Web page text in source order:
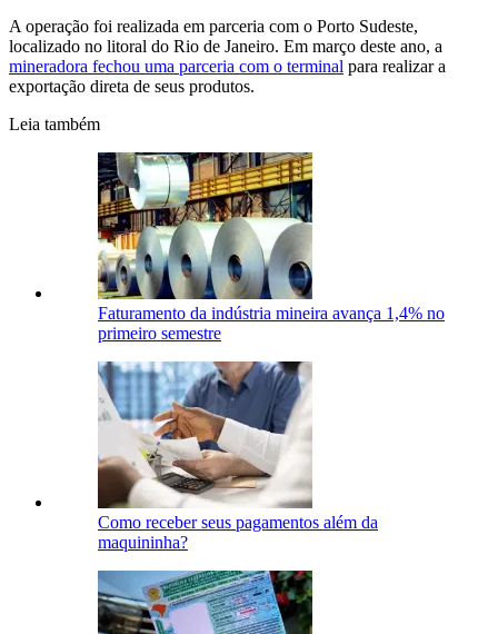
A operação foi realizada em parceria com o Porto Sudeste,
localizado no litoral do Rio de Janeiro. Em março deste ano, a
mineradora fechou uma parceria com o terminal para realizar a
exportação direta de seus produtos.
Leia também
Faturamento da indústria mineira avança 1,4% no
primeiro semestre
Como receber seus pagamentos além da
maquininha?